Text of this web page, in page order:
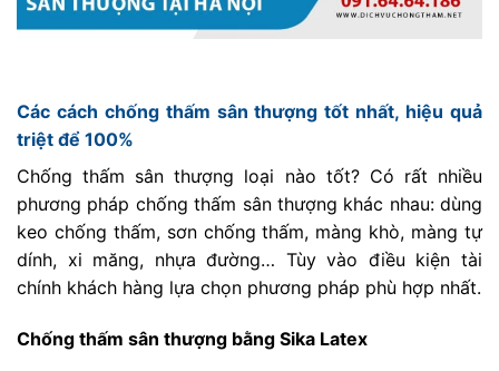
Các cách chống thấm sân thượng tốt nhất, hiệu quả
triệt để 100%
Chống thấm sân thượng loại nào tốt? Có rất nhiều
phương pháp chống thấm sân thượng khác nhau: dùng
keo chống thấm, sơn chống thấm, màng khò, màng tự
dính, xi măng, nhựa đường… Tùy vào điều kiện tài
chính khách hàng lựa chọn phương pháp phù hợp nhất.
Chống thấm sân thượng bằng Sika Latex